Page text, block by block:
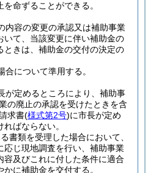
命ずることができる。
内容の変更の承認又は補助事業
いて、当該変更に伴い補助金の
ときは、補助金の交付の決定の
合について準用する。
が定めるところにより、補助事
の廃止の承認を受けたときを含
求書(様式第2号)に市長が定め
ばならない。
書類を受理した場合において、
応じ現地調査を行い、補助事業
容及びこれに付した条件に適合
に補助金を交付する。